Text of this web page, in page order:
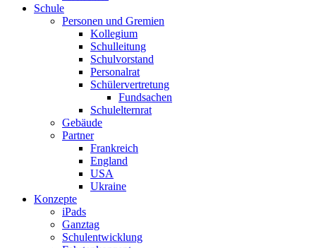
Schule
Personen und Gremien
Kollegium
Schulleitung
Schulvorstand
Personalrat
Schülervertretung
Fundsachen
Schulelternrat
Gebäude
Partner
Frankreich
England
USA
Ukraine
Konzepte
iPads
Ganztag
Schulentwicklung